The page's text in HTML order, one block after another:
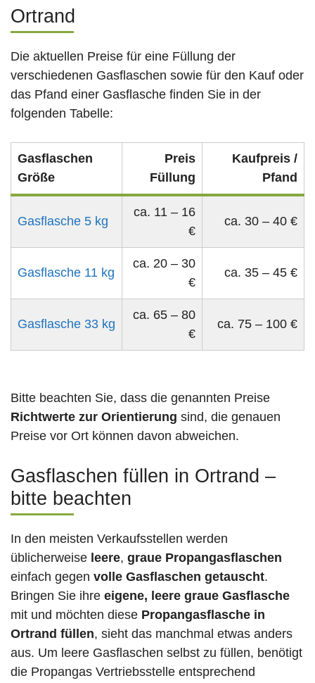
Ortrand
Die aktuellen Preise für eine Füllung der
verschiedenen Gasflaschen sowie für den Kauf oder
das Pfand einer Gasflasche finden Sie in der
folgenden Tabelle:
Gasflaschen
Größe
Preis
Füllung
Kaufpreis /
Pfand
Gasflasche 5 kg
ca. 11 – 16
€
ca. 30 – 40 €
Gasflasche 11 kg
ca. 20 – 30
€
ca. 35 – 45 €
Gasflasche 33 kg
ca. 65 – 80
€
ca. 75 – 100 €
Bitte beachten Sie, dass die genannten Preise
Richtwerte zur Orientierung sind, die genauen
Preise vor Ort können davon abweichen.
Gasflaschen füllen in Ortrand –
bitte beachten
In den meisten Verkaufsstellen werden
üblicherweise leere, graue Propangasflaschen
einfach gegen volle Gasflaschen getauscht.
Bringen Sie ihre eigene, leere graue Gasflasche
mit und möchten diese Propangasflasche in
Ortrand füllen, sieht das manchmal etwas anders
aus. Um leere Gasflaschen selbst zu füllen, benötigt
die Propangas Vertriebsstelle entsprechend